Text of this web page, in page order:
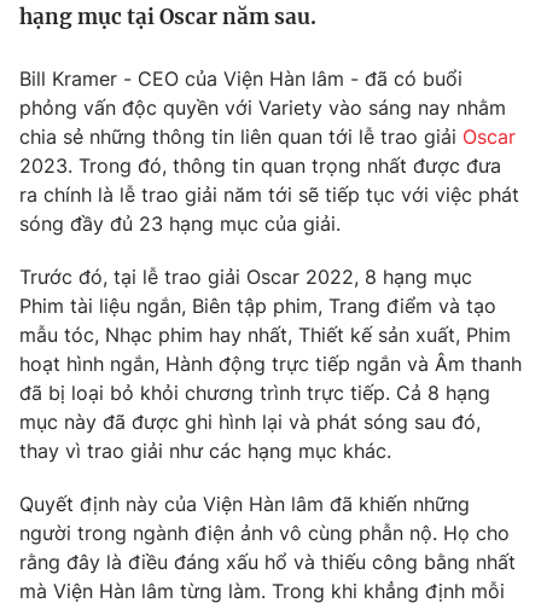
Tin tức
Thế giới đó đây
Câu chuyện quốc tế
Tài chính
Thị trường
Góc doanh nghiệp
Dữ liệu và đời sống
Truyền hình
Phim VTV
Hậu trường
Nhân vật
Khán giả
Giải sao mai
Điện ảnh
Âm nhạc
Sao
Đời sống
Du lịch
Làm đẹp
Giáo dục
Tuyển sinh
Học trực tuyến
Công nghệ
Hitech Công nghệ tương lai
Sản phẩm
Giao lưu trực tuyến
hạng mục tại Oscar năm sau.
Bill Kramer - CEO của Viện Hàn lâm - đã có buổi
phỏng vấn độc quyền với Variety vào sáng nay nhằm
chia sẻ những thông tin liên quan tới lễ trao giải Oscar
2023. Trong đó, thông tin quan trọng nhất được đưa
ra chính là lễ trao giải năm tới sẽ tiếp tục với việc phát
sóng đầy đủ 23 hạng mục của giải.
Trước đó, tại lễ trao giải Oscar 2022, 8 hạng mục
Phim tài liệu ngắn, Biên tập phim, Trang điểm và tạo
mẫu tóc, Nhạc phim hay nhất, Thiết kế sản xuất, Phim
hoạt hình ngắn, Hành động trực tiếp ngắn và Âm thanh
đã bị loại bỏ khỏi chương trình trực tiếp. Cả 8 hạng
mục này đã được ghi hình lại và phát sóng sau đó,
thay vì trao giải như các hạng mục khác.
Quyết định này của Viện Hàn lâm đã khiến những
người trong ngành điện ảnh vô cùng phẫn nộ. Họ cho
rằng đây là điều đáng xấu hổ và thiếu công bằng nhất
mà Viện Hàn lâm từng làm. Trong khi khẳng định mỗi